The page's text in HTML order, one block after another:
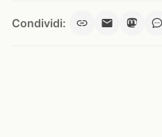
Condividi: